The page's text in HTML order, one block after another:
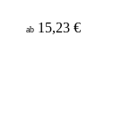
ab 15,23 €